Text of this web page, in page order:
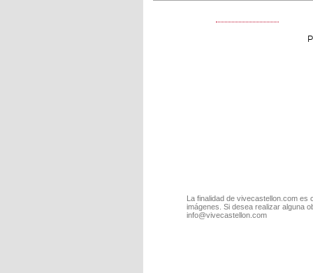
La finalidad de vivecastellon.com
imágenes. Si desea realizar alguna
info@vivecastellon.com